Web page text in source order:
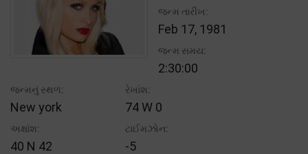
જન્મ તારીખ:
Feb 17, 1981
જન્મ સમય:
2:30:00
જન્મનું સ્થળ:
New york
રેખાંશ:
74 W 0
અક્ષાંશ:
40 N 42
ટાઈમઝોન:
-5